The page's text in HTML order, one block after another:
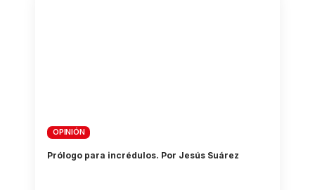
OPINIÓN
Prólogo para incrédulos. Por Jesús Suárez